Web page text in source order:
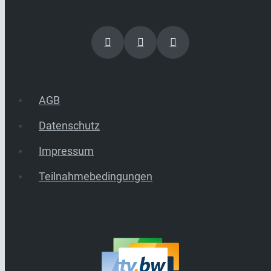
AGB
Datenschutz
Impressum
Teilnahmebedingungen